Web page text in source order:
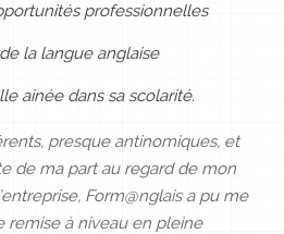
professionnelles
la langue anglaise
ainée dans sa scolarité.
presque antinomiques, et
de ma part au regard de mon
Form@nglais a pu me
remise à niveau en pleine